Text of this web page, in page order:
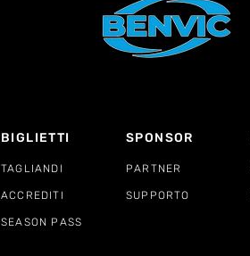
BIGLIETTI SPONSOR
TAGLIANDI PARTNER
ACCREDITI SUPPORTO
SEASON PASS